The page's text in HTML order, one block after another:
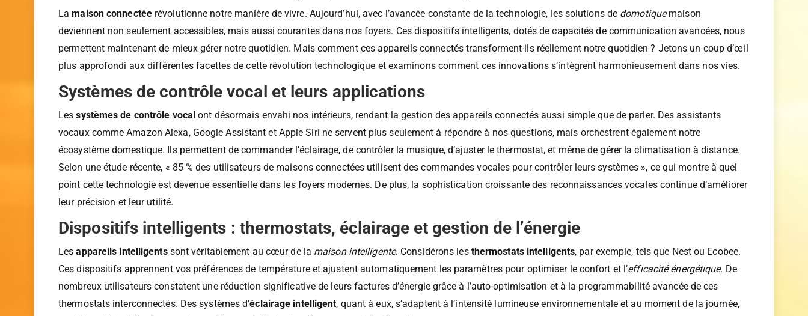
La maison connectée : un aperçu des technologies actuelles
Lamaison connectéerévolutionne notre manière de vivre. Aujourd’hui, avec l’avancée constante de la technologie, les solutions dedomotiquemaison
deviennent non seulement accessibles, mais aussi courantes dans nos foyers. Ces dispositifs intelligents, dotés de capacités de communication avancées, nous
permettent maintenant de mieux gérer notre quotidien. Mais comment ces appareils connectés transforment-ils réellement notre quotidien ? Jetons un coup d’œil
plus approfondi aux différentes facettes de cette révolution technologique et examinons comment ces innovations s’intègrent harmonieusement dans nos vies.
Systèmes de contrôle vocal et leurs applications
Lessystèmes de contrôle vocalont désormais envahi nos intérieurs, rendant la gestion des appareils connectés aussi simple que de parler. Des assistants
vocaux comme Amazon Alexa, Google Assistant et Apple Siri ne servent plus seulement à répondre à nos questions, mais orchestrent également notre
écosystème domestique. Ils permettent de commander l’éclairage, de contrôler la musique, d’ajuster le thermostat, et même de gérer la climatisation à distance.
Selon une étude récente, « 85 % des utilisateurs de maisons connectées utilisent des commandes vocales pour contrôler leurs systèmes », ce qui montre à quel
point cette technologie est devenue essentielle dans les foyers modernes. De plus, la sophistication croissante des reconnaissances vocales continue d’améliorer
leur précision et leur utilité.
Dispositifs intelligents : thermostats, éclairage et gestion de l’énergie
Les appareils intelligentssont véritablement au cœur de lamaison intelligente. Considérons lesthermostats intelligents, par exemple, tels que Nest ou Ecobee.
Ces dispositifs apprennent vos préférences de température et ajustent automatiquement les paramètres pour optimiser le confort et l’efficacité énergétique
nombreux utilisateurs constatent une réduction significative de leurs factures d’énergie grâce à l’auto-optimisation et à la programmabilité avancée de ces